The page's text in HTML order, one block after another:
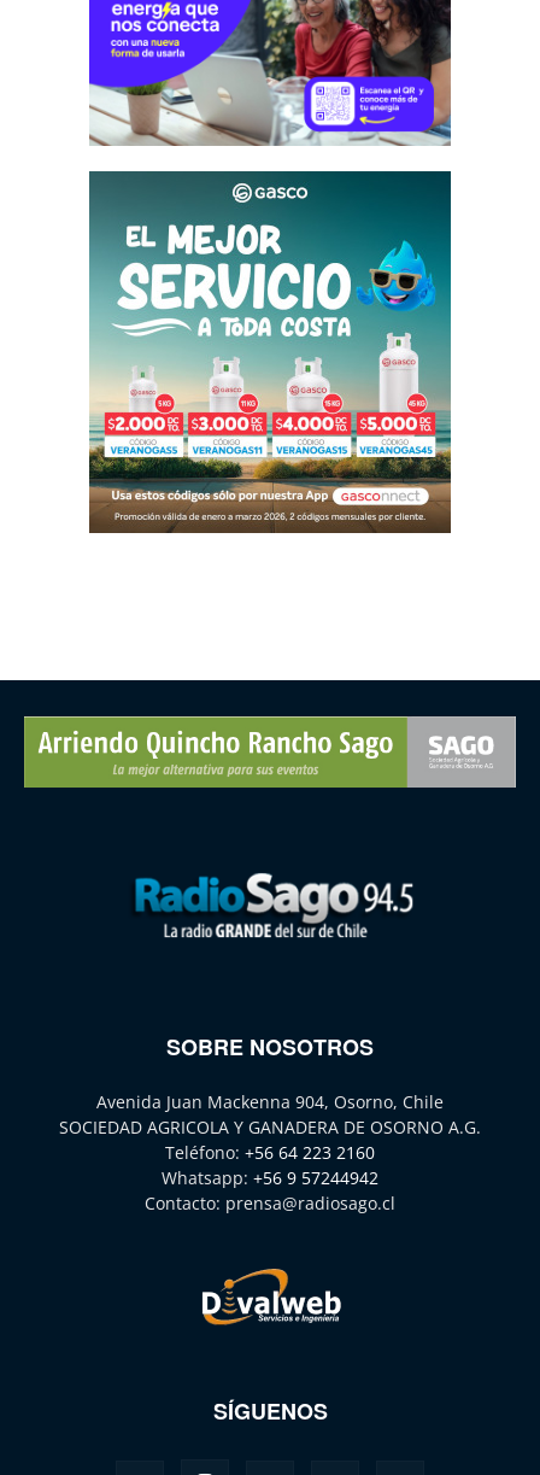
SOBRE NOSOTROS
Avenida Juan Mackenna 904, Osorno, Chile
SOCIEDAD AGRICOLA Y GANADERA DE OSORNO A.G.
Teléfono: +56 64 223 2160
Whatsapp: +56 9 57244942
Contacto: prensa@radiosago.cl
SÍGUENOS